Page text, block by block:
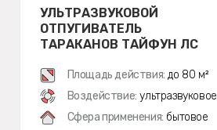
УЛЬТРАЗВУКОВОЙ
ОТПУГИВАТЕЛЬ
ТАРАКАНОВ ТАЙФУН ЛС
Площадь действия: до 80 м²
Воздействие: ультразвуковое
Сфера применения: бытовое